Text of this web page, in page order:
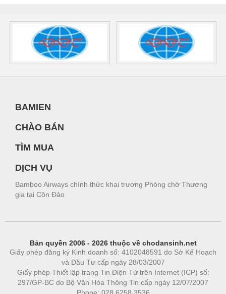
BAMIEN
CHÀO BÁN
TÌM MUA
DỊCH VỤ
Bamboo Airways chính thức khai trương Phòng chờ Thương
gia tại Côn Đảo
Bản quyền 2006 - 2026 thuộc về chodansinh.net
Giấy phép đăng ký Kinh doanh số: 4102048591 do Sở Kế Hoạch
và Đầu Tư cấp ngày 28/03/2007
Giấy phép Thiết lập trang Tin Điện Tử trên Internet (ICP) số:
297/GP-BC do Bộ Văn Hóa Thông Tin cấp ngày 12/07/2007
Phone: 028.6258.3536